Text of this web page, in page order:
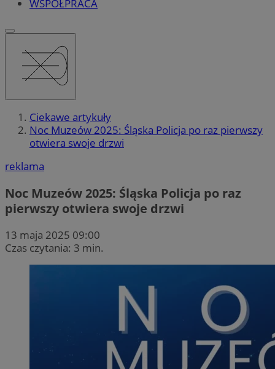
WSPÓŁPRACA
Ciekawe artykuły
Noc Muzeów 2025: Śląska Policja po raz pierwszy
otwiera swoje drzwi
reklama
Noc Muzeów 2025: Śląska Policja po raz
pierwszy otwiera swoje drzwi
13 maja 2025 09:00
Czas czytania: 3 min.